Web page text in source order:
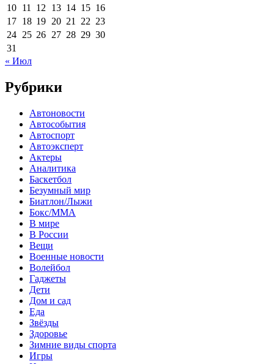
10 11 12 13 14 15 16
17 18 19 20 21 22 23
24 25 26 27 28 29 30
31
« Июл
Рубрики
Автоновости
Автособытия
Автоспорт
Автоэксперт
Актеры
Аналитика
Баскетбол
Безумный мир
Биатлон/Лыжи
Бокс/MMA
В мире
В России
Вещи
Военные новости
Волейбол
Гаджеты
Дети
Дом и сад
Еда
Звёзды
Здоровье
Зимние виды спорта
Игры